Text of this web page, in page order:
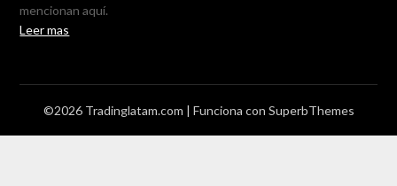
mencionan aquí.
Leer mas
©2026 Tradinglatam.com | Funciona con SuperbThemes